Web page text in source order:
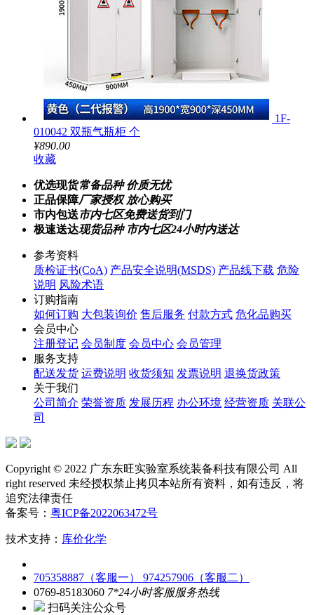
1F-
010042 双瓶气瓶柜 个
¥890.00
收藏
优选现货常备品种 价质无忧
正品保障厂家授权 放心购买
市内包送市内七区免费送货到门
极速送达现货品种 市内七区24小时内送达
参考资料
质检证书(CoA) 产品安全说明(MSDS) 产品线下载 危险
说明 风险术语
订购指南
如何订购 大包装询价 售后服务 付款方式 危化品购买
会员中心
注册登记 会员制度 会员中心 会员管理
服务支持
配送发货 运费说明 收货须知 发票说明 退换货政策
关于我们
公司简介 荣誉资质 发展历程 办公环境 经营资质 关联公
司
Copyright © 2022 广东东旺实验室系统装备科技有限公司 All
right reserved 未经授权禁止拷贝本站所有资料，如有违反，将
追究法律责任
备案号： 粤ICP备2022063472号
技术支持： 库价化学
705358887（客服一） 974257906（客服二）
0769-85183060 7*24小时客服服务热线
扫码关注公众号